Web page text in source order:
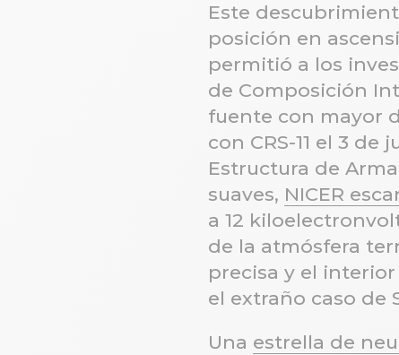
Este
posición en
permitió a los
de Composición
fuente con mayor
con CRS-11 el 3
Estructura de
suaves, NICER
a 12
de la atmósfera
precisa y el
el extraño caso de
Una estrella de